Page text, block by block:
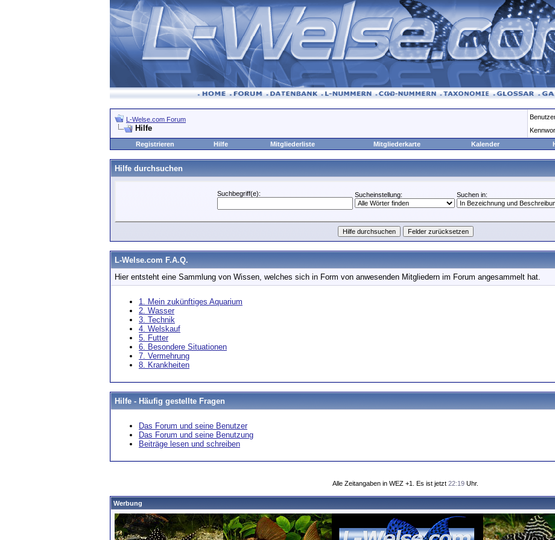
L-Welse.com Forum
Hilfe
Registrieren
Hilfe Mitgliederliste Mitgliederkarte Kalender
Hilfe durchsuchen
Suchbegriff(e): Sucheinstellung: Suchen in:
L-Welse.com F.A.Q.
Hier entsteht eine Sammlung von Wissen, welches sich in Form von anwesenden Mitgliedern im Forum angesammelt hat.
1. Mein zukünftiges Aquarium
2. Wasser
3. Technik
4. Welskauf
5. Futter
6. Besondere Situationen
7. Vermehrung
8. Krankheiten
Hilfe - Häufig gestellte Fragen
Das Forum und seine Benutzer
Das Forum und seine Benutzung
Beiträge lesen und schreiben
Alle Zeitangaben in WEZ +1. Es ist jetzt 22:19 Uhr.
Werbung